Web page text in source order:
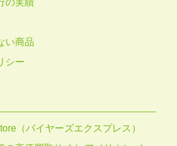
い商品
シー
（バイヤーズエクスプレス）